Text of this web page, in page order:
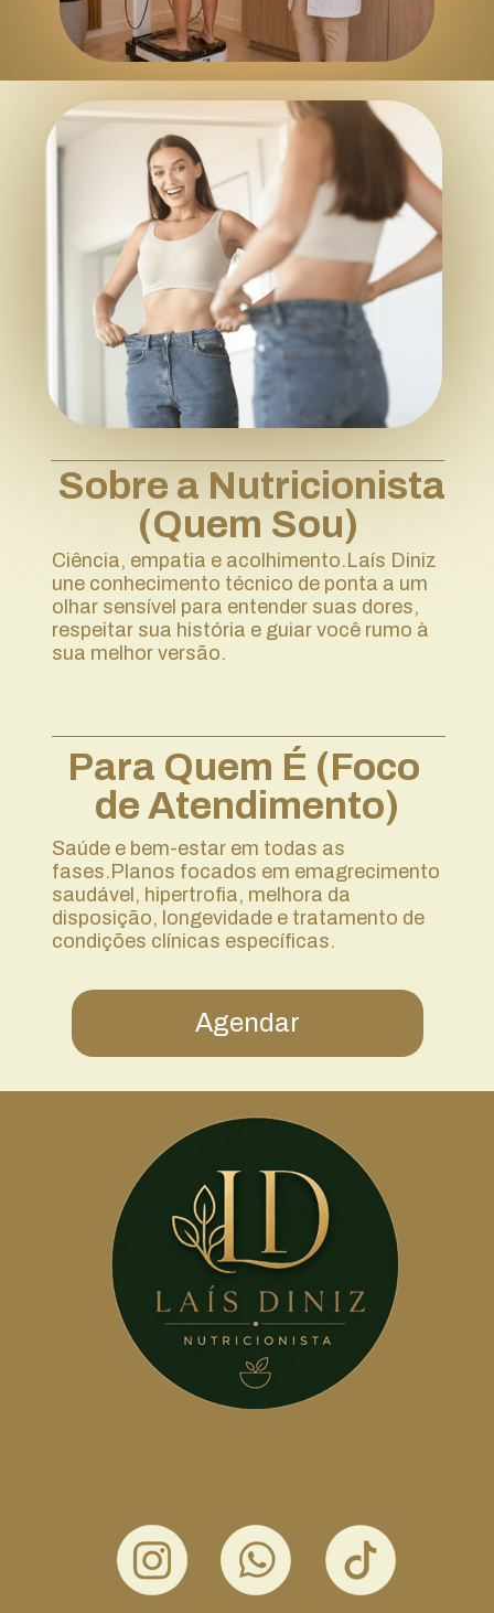
(Quem Sou)
Ciência, empatia e acolhimento.Laís Diniz
une conhecimento técnico de ponta a um
olhar sensível para entender suas dores,
respeitar sua história e guiar você rumo à
sua melhor versão.
Para Quem É (Foco
de Atendimento)
Saúde e bem-estar em todas as
fases.Planos focados em emagrecimento
saudável, hipertrofia, melhora da
disposição, longevidade e tratamento de
condições clínicas específicas.
Agendar